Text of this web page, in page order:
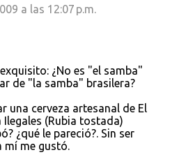
a las 12:07 p.m.
¿No es "el samba"
de "la samba" brasilera?
una cerveza artesanal de El
(Rubia tostada)
¿qué le pareció?. Sin ser
mí me gustó.